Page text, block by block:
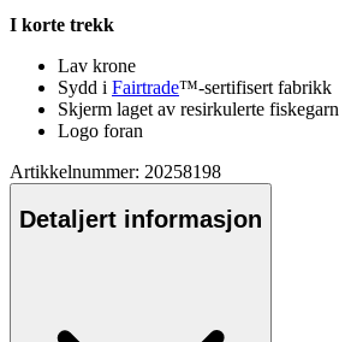
I korte trekk
Lav krone
Sydd i Fairtrade™-sertifisert fabrikk
Skjerm laget av resirkulerte fiskegarn
Logo foran
Artikkelnummer: 20258198
Detaljert informasjon